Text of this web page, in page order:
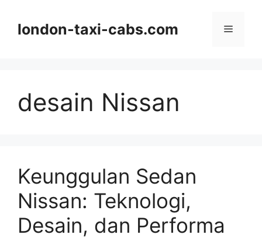
london-taxi-cabs.com Menu
desain Nissan
Keunggulan Sedan
Nissan: Teknologi,
Desain, dan Performa